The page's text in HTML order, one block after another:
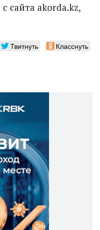
сайта akorda.kz,
Твитнуть Класснуть